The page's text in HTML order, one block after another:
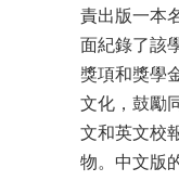
責出版一本
面紀錄了該
獎項和獎學
文化，鼓勵
文和英文校
物。中文版